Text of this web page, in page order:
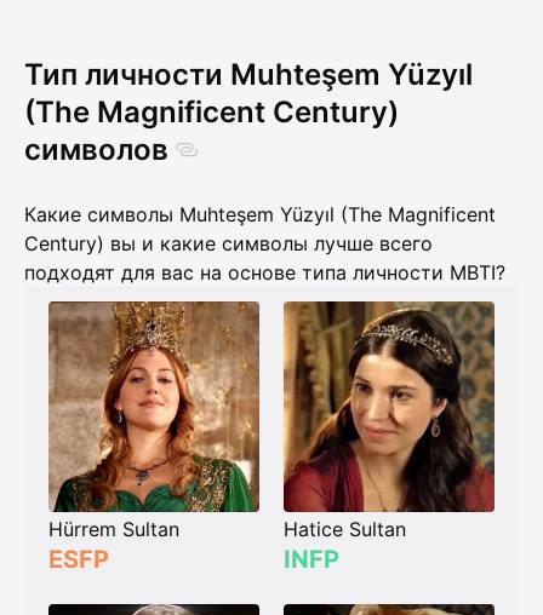
Тип личности Muhteşem Yüzyıl
(The Magnificent Century)
символов
Какие символы Muhteşem Yüzyıl (The Magnificent
Century) вы и какие символы лучше всего
подходят для вас на основе типа личности MBTI?
Hürrem Sultan
ESFP
Hatice Sultan
INFP